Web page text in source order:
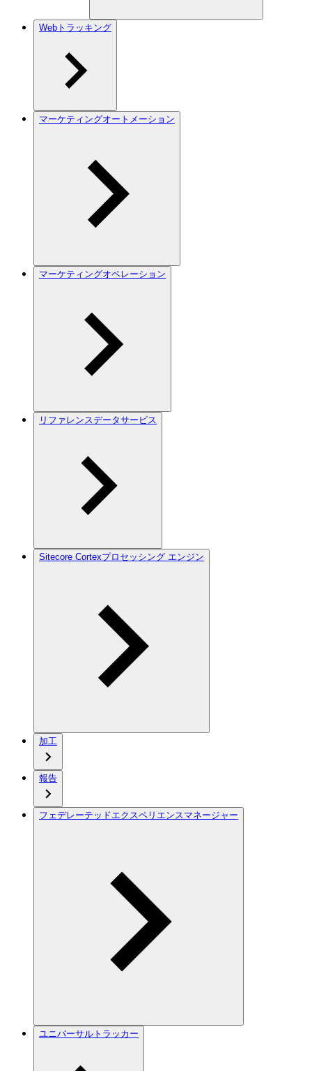
Webトラッキング
マーケティングオートメーション
マーケティングオペレーション
リファレンスデータサービス
Sitecore Cortexプロセッシング エンジン
加工
報告
フェデレーテッドエクスペリエンスマネージャー
ユニバーサルトラッカー